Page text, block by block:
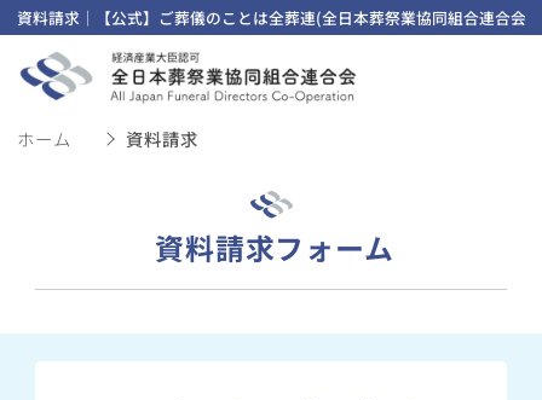
資料請求｜【公式】ご葬儀のことは全葬連(全日本葬祭業協同組合連合会)
ホーム 資料請求
資料請求フォーム